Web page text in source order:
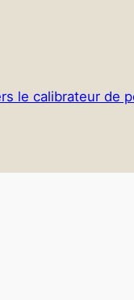
le calibrateur de